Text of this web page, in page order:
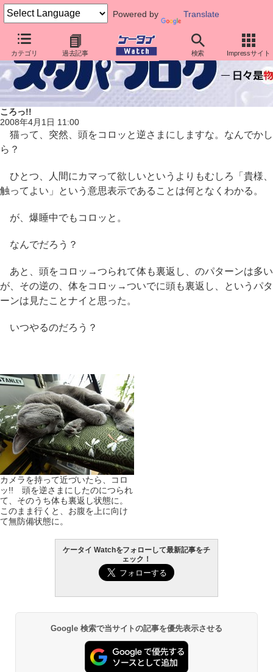
Powered by Translate
カテゴリ 過去記事 検索 Impressサイト
ころっ!!
2008年4月1日 11:00
猫って、突然、頭をコロッと逆さまにしますな。なんでかし
ら？
ひとつ、人間にカマって欲しいというよりもむしろ「貴様、
触ってよい」という意思表示であることは何となくわかる。
が、爆睡中でもコロッと。
なんでだろう？
あと、頭をコロッ→つられて体も裏返し、のパターンは多い
が、その逆の、体をコロッ→ついでに頭も裏返し、というパタ
ーンは見たことナイと思った。
いつやるのだろう？
カメラを持って近づいたら、コロ
ッ!! 頭を逆さまにしたのにつられ
て、そのうち体も裏返し状態に。
このまま行くと、お腹を上に向け
て無防備状態に。
ケータイ Watchをフォローして最新記事をチ
ェック！
Google 検索で当サイトの記事を優先表示させる